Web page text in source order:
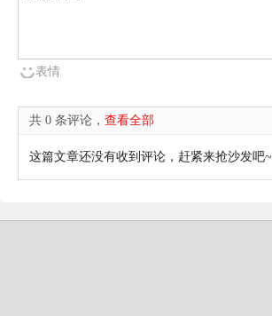
表情
共 0 条评论， 查看全部
这篇文章还没有收到评论，赶紧来抢沙发吧~